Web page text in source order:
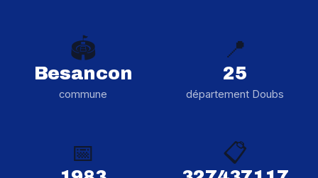
🏟️
Besancon
commune
📍
25
département Doubs
📅 📋